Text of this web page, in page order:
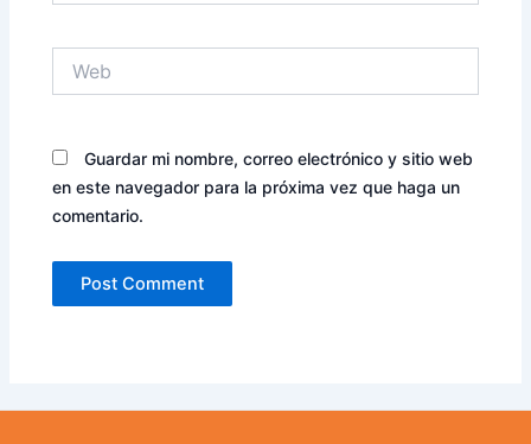
Guardar mi nombre, correo electrónico y sitio web
en este navegador para la próxima vez que haga un
comentario.